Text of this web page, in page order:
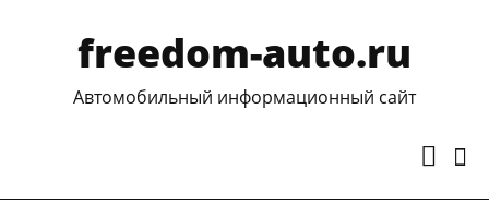
freedom-auto.ru
Автомобильный информационный сайт